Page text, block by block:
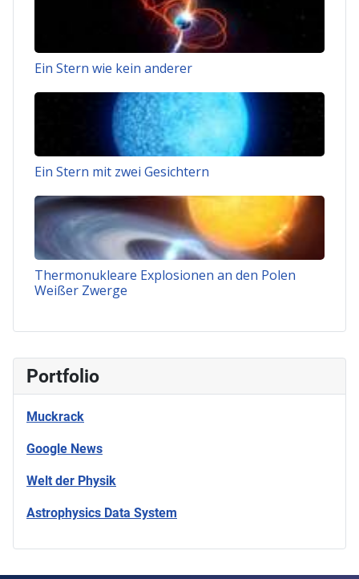
Portfolio
Muckrack
Google News
Welt der Physik
Astrophysics Data System
Ein Stern wie kein anderer
Ein Stern mit zwei Gesichtern
Thermonukleare Explosionen an den Polen
Weißer Zwerge